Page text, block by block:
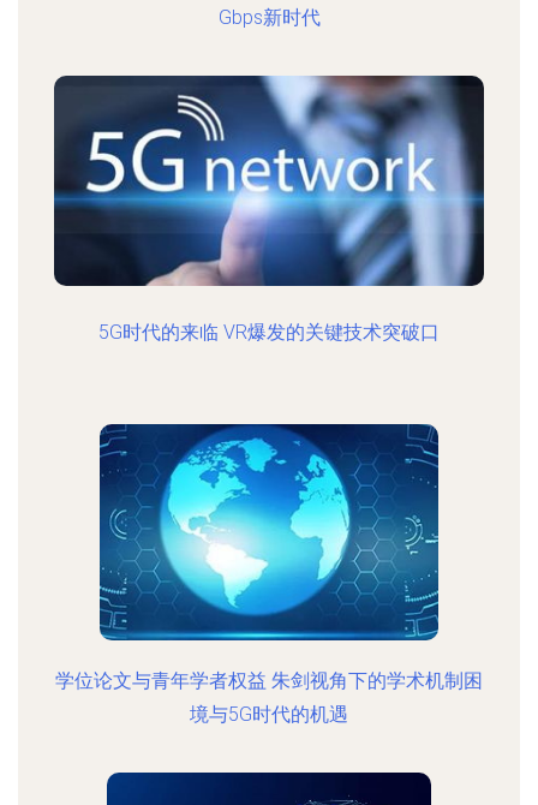
Gbps新时代
5G时代的来临 VR爆发的关键技术突破口
学位论文与青年学者权益 朱剑视角下的学术机制困
境与5G时代的机遇